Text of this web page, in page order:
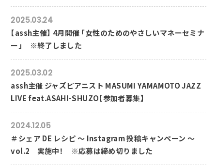
2025.03.24
【assh主催】 4月開催 「女性のためのやさしいマネーセミナ
ー」 ※終了しました
2025.03.02
assh主催 ジャズピアニスト MASUMI YAMAMOTO JAZZ
LIVE feat.ASAHI-SHUZO【参加者募集】
2024.12.05
＃シェア DE レシピ ～ Instagram 投稿キャンペーン ～
vol.2 実施中！ ※応募は締め切りました